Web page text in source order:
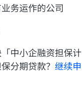
务运作的公司
中小企融资担保计
分期贷款？ 继续申